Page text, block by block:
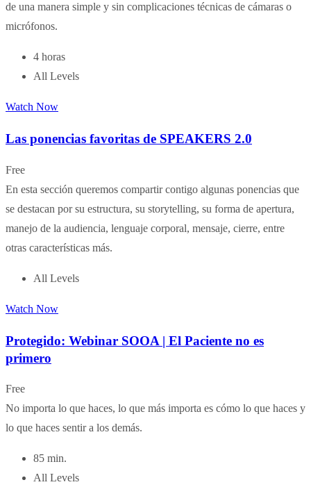
de una manera simple y sin complicaciones técnicas de cámaras o
micrófonos.
4 horas
All Levels
Watch Now
Las ponencias favoritas de SPEAKERS 2.0
Free
En esta sección queremos compartir contigo algunas ponencias que
se destacan por su estructura, su storytelling, su forma de apertura,
manejo de la audiencia, lenguaje corporal, mensaje, cierre, entre
otras características más.
All Levels
Watch Now
Protegido: Webinar SOOA | El Paciente no es
primero
Free
No importa lo que haces, lo que más importa es cómo lo que haces y
lo que haces sentir a los demás.
85 min.
All Levels